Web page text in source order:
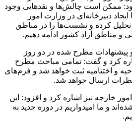
ممکن است چالش‌ها و نقدهایی وجود
ایجاد دبیرخانه‌ای در وزارت امور
تحلیل کرده و نشست‌ها را در مناطق
و مناطق آزاد کشور ادامه دهیم.
پیشنهادات مطرح شده در دو روز
کرد و گفت: تمامی مباحث مطرح
و اختتامیه ثبت خواهد شد و فرم‌های
ارسال خواهد شد.
خارجه نیز اشاره کرد و افزود: این
و ما امیدواریم در دوره جدید به